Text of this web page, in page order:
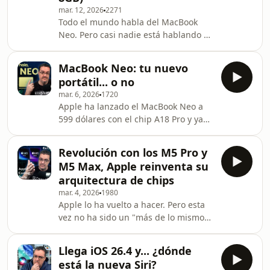
enviaron más de 550.000 apps a
revisión de Apple, el récord de la
última década. Los tiempos de
revisión que antes eran de horas
ahora se van a semanas. A v
mar. 12, 20262271
Todo el mundo habla del MacBook
Neo. Pero casi nadie está hablando de
que corra Cyberpunk 2077. Es que
para entender por qué funciona como
funciona, tienes que meterte dentro
del chip. Y lo que hay ahí dentro
cambia la forma en que entiendes
cualquier ordenador, no solo los de
Apple. En este episodio
desmantelamos tres de l
MacBook Neo: tu nuevo
portátil... o no
mar. 6, 2026 1720
Apple ha lanzado el MacBook Neo a
599 dólares con el chip A18 Pro y ya
una broma, que si el Geekbench sale
igual que el M1 de 2020. En este
episodio lo desmontamos todo con
datos reales y contexto real. El A18
Pro no es "el chip del iPhone". Es
Apple Silicon de cuarta generación,
fabricado en el mismo proceso de
3nm que el M
Revolución con los M5 Pro y
M5 Max, Apple reinventa su
arquitectura de chips
mar. 4, 2026 1980
Apple lo ha vuelto a hacer. Pero esta
vez no ha sido un "más de lo mismo
Max integrados en los nuevos
Llega iOS 26.4 y... ¿dónde
está la nueva Siri?